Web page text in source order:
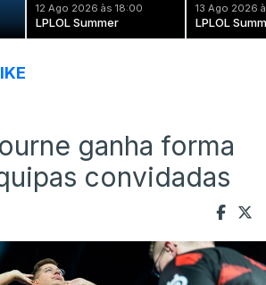
12 Ago 2026 às 18:00
LPLOL Summer
13 Ago 2026
LPLOL
ganha forma
convidadas